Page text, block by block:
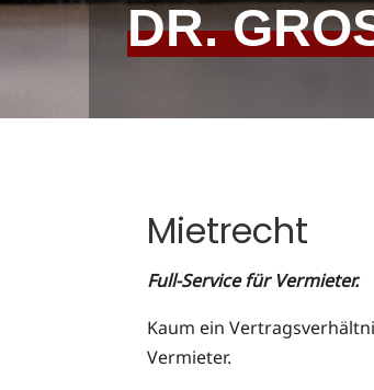
DR.
Mietrecht
Full-Service für Vermieter.
Kaum ein
Vermieter.